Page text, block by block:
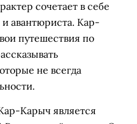
сочетает в себе
авантюриста. Кар-
путешествия по
не всегда
Карыч является